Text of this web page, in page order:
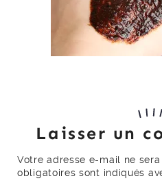
Laisser un
Votre adresse e-mail ne sera
obligatoires sont indiqués